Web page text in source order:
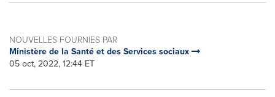
NOUVELLES FOURNIES PAR
Ministère de la Santé et des Services sociaux
05 oct, 2022, 12:44 ET